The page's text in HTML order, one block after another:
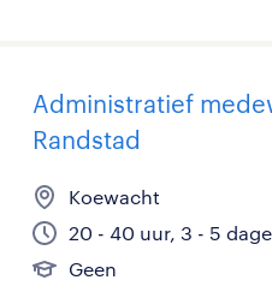
Administratief
Randstad
Koewacht
20 - 40 uur, 3 - 5
Geen